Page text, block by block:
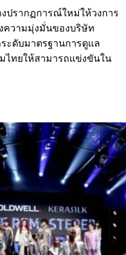
งปรากฏการณ์ใหม่ให้วงการ
ความมุ่งมั่นของบริษัท
ระดับมาตรฐานการดูแล
ไทยให้สามารถแข่งขันใน